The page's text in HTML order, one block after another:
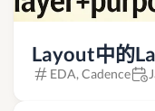
Layout中的
EDA, Cadence